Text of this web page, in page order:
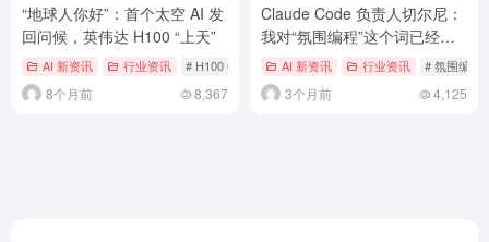
“地球人你好”：首个太空 AI 发
回问候，英伟达 H100 “上天”
AI 新资讯 行业资讯 # H100 GPU # Starcloud # 英伟达
8个月前 8,367
Claude Code 负责人切尔尼：
我对“氛围编程”这个词已经有
点厌烦了
AI 新资讯 行业资讯 # 氛围编程
3个月前 4,125